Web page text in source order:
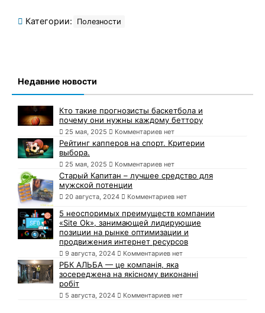
Категории: Полезности
Недавние новости
Кто такие прогнозисты баскетбола и
почему они нужны каждому беттору
25 мая, 2025 Комментариев нет
Рейтинг капперов на спорт. Критерии
выбора.
25 мая, 2025 Комментариев нет
Старый Капитан – лучшее средство для
мужской потенции
20 августа, 2024 Комментариев нет
5 неоспоримых преимуществ компании
«Site Ok», занимающей лидирующие
позиции на рынке оптимизации и
продвижения интернет ресурсов
9 августа, 2024 Комментариев нет
РБК АЛЬБА — це компанія, яка
зосереджена на якісному виконанні
робіт
5 августа, 2024 Комментариев нет